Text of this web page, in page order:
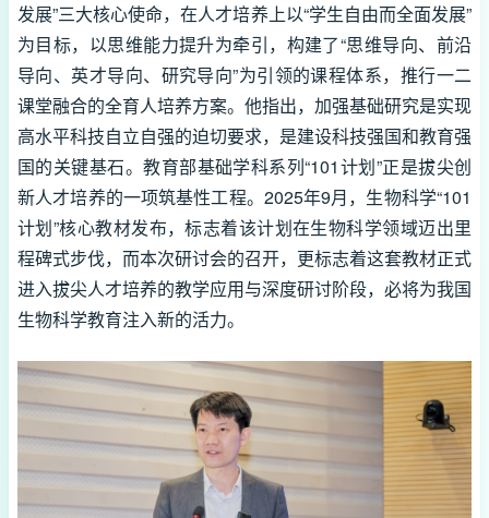
发展”三大核心使命，在人才培养上以“学生自由而全面发展”
为目标，以思维能力提升为牵引，构建了“思维导向、前沿
导向、英才导向、研究导向”为引领的课程体系，推行一二
课堂融合的全育人培养方案。他指出，加强基础研究是实现
高水平科技自立自强的迫切要求，是建设科技强国和教育强
国的关键基石。教育部基础学科系列“101计划”正是拔尖创
新人才培养的一项筑基性工程。2025年9月，生物科学“101
计划”核心教材发布，标志着该计划在生物科学领域迈出里
程碑式步伐，而本次研讨会的召开，更标志着这套教材正式
进入拔尖人才培养的教学应用与深度研讨阶段，必将为我国
生物科学教育注入新的活力。